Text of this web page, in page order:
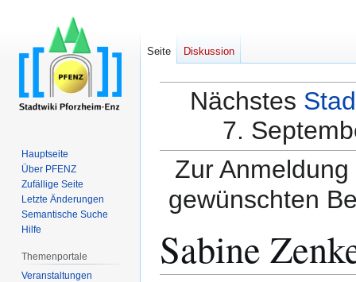
Nächstes
7.
Zur
gewünschten
Sabine
Seite Diskussion
Hauptseite
Über PFENZ
Zufällige Seite
Letzte Änderungen
Semantische Suche
Hilfe
Themenportale
Veranstaltungen